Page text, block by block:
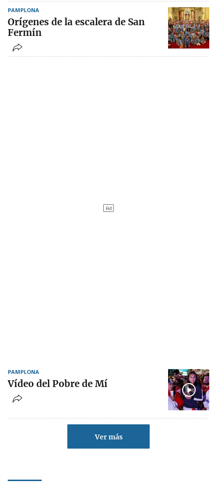
PAMPLONA
Orígenes de la escalera de San
Fermín
PAMPLONA
Vídeo del Pobre de Mí
Ver más